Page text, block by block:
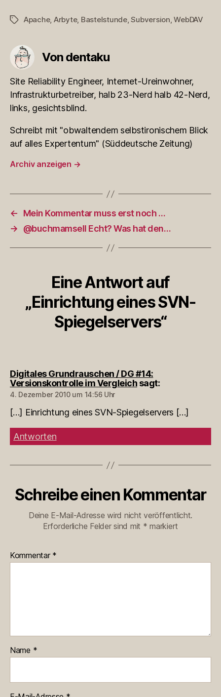
Schlagwörter
Apache, Arbyte, Bastelstunde,Subversion,WebDAV
Von dentaku
Site Reliability Engineer, Internet-Ureinwohner,
Infrastrukturbetreiber, halb 23-Nerd halb 42-Nerd,
links, gesichtsblind.
Schreibt mit "obwaltendem selbstironischem Blick
auf alles Expertentum" (Süddeutsche Zeitung)
Archiv anzeigen →
←
Mein Kommentar muss erst noch …
→
@buchmamsell Echt? Was hat den…
Eine Antwort auf
„Einrichtung eines SVN-
Spiegelservers“
Digitales Grundrauschen / DG #14:
Versionskontrolle im Vergleich sagt:
4. Dezember 2010 um 14:56 Uhr
[…] Einrichtung eines SVN-Spiegelservers […]
Antworten
Schreibe einen Kommentar
Deine E-Mail-Adresse wird nicht veröffentlicht.
Erforderliche Felder sind mit * markiert
Kommentar *
Name *